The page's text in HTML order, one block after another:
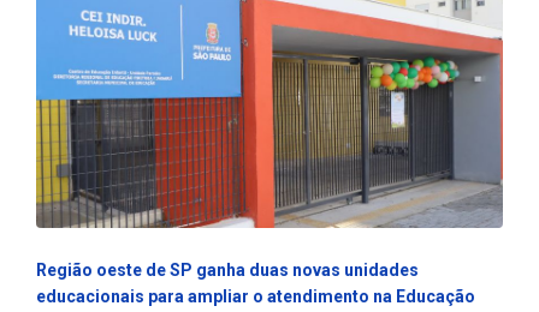
Região oeste de SP ganha duas novas unidades
educacionais para ampliar o atendimento na Educação